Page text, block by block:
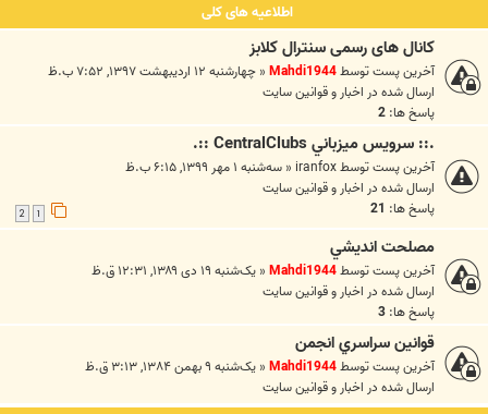
اطلاعیه های کلی
کانال های رسمی سنترال کلابز
آخرین پست توسطMahdi1944
« چهارشنبه ۱۲ اردیبهشت ۱۳۹۷, ۷:۵۲ ب.ظ
ارسال شده در اخبار و قوانين سايت
پاسخ ها: 2
.:: سرويس ميزباني CentralClubs ::.
آخرین پست توسطiranfox
« سه‌شنبه ۱ مهر ۱۳۹۹, ۶:۱۵ ب.ظ
ارسال شده در اخبار و قوانين سايت
پاسخ ها: 21
مصلحت انديشي
آخرین پست توسطMahdi1944
« یک‌شنبه ۱۹ دی ۱۳۸۹, ۱۲:۳۱ ق.ظ
ارسال شده در اخبار و قوانين سايت
پاسخ ها: 3
قوانين سراسري انجمن
آخرین پست توسطMahdi1944
« یک‌شنبه ۹ بهمن ۱۳۸۴, ۳:۱۳ ق.ظ
ارسال شده در اخبار و قوانين سايت